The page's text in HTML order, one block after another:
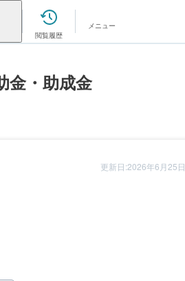
閲覧履歴
メニュー
金・助成金
更新日:2026年6月25日